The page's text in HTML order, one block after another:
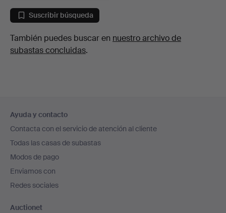
Suscribir búsqueda
También puedes buscar en nuestro archivo de
subastas concluidas.
en
el
pie
de
página
Ayuda y contacto
Contacta con el servicio de atención al cliente
Todas las casas de subastas
Modos de pago
Enviamos con
Redes sociales
Auctionet